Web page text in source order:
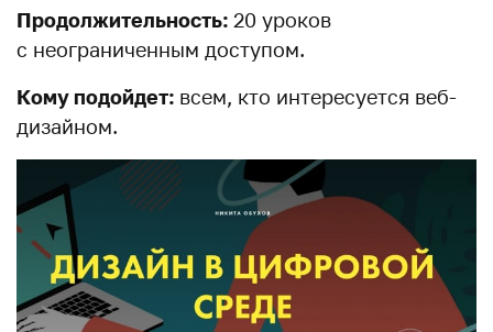
Продолжительность: 20 уроков
с неограниченным доступом.
Кому подойдет: всем, кто интересуется веб-
дизайном.